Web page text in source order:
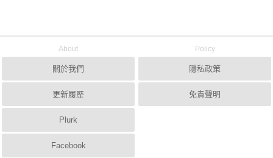
About
關於我們
更新履歷
Plurk
Facebook
Policy
隱私政策
免責聲明